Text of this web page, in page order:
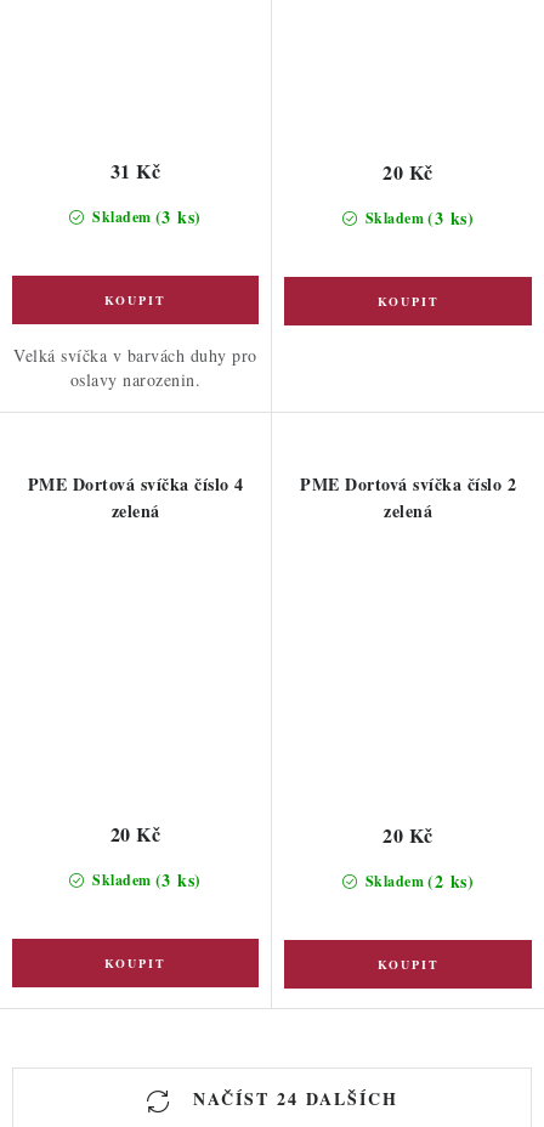
Skladem (3 ks)
31 Kč
Velká svíčka v barvách duhy pro
oslavy narozenin.
Skladem(3 ks)
20 Kč
PME Dortová svíčka číslo 4
zelená
Skladem (3 ks)
20 Kč
PME Dortová svíčka číslo 2
zelená
Skladem(2 ks)
20 Kč
O NAČÍST 24 DALŠÍCH